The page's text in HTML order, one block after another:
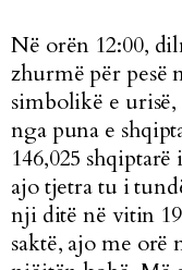
Në orën 12:00,
zhurmë për pesë
simbolikë e
nga puna e
146,025
ajo tjetra tu i
nji ditë në vitin
saktë, ajo me